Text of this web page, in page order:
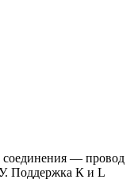
— провод
Поддержка К и L